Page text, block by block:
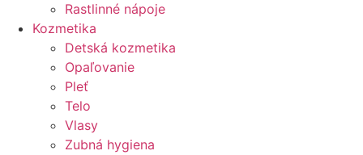
Rastlinné nápoje
Kozmetika
Detská kozmetika
Opaľovanie
Pleť
Telo
Vlasy
Zubná hygiena